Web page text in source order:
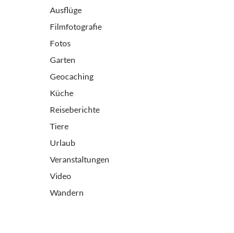
Ausflüge
Filmfotografie
Fotos
Garten
Geocaching
Küche
Reiseberichte
Tiere
Urlaub
Veranstaltungen
Video
Wandern